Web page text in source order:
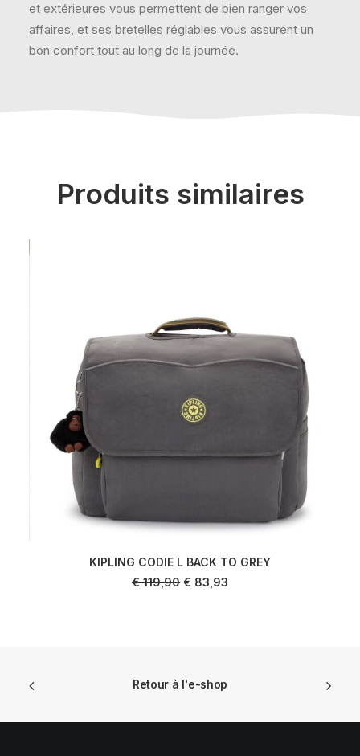
et extérieures vous permettent de bien ranger vos
affaires, et ses bretelles réglables vous assurent un
bon confort tout au long de la journée.
Produits similaires
KIPLING CODIE L BACK TO GREY
€119,90 Le
€ 83,93
Retour à l'e-shop